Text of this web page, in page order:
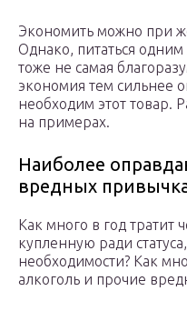
Экономить можно при
Однако, питаться
тоже не самая
экономия тем сильнее
необходим этот товар.
на примерах.
Наиболее
вредных
Как много в год тратит
купленную ради
необходимости? Как
алкоголь и прочие